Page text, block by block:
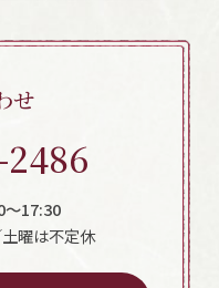
せ
2486
～17:30
曜は不定休